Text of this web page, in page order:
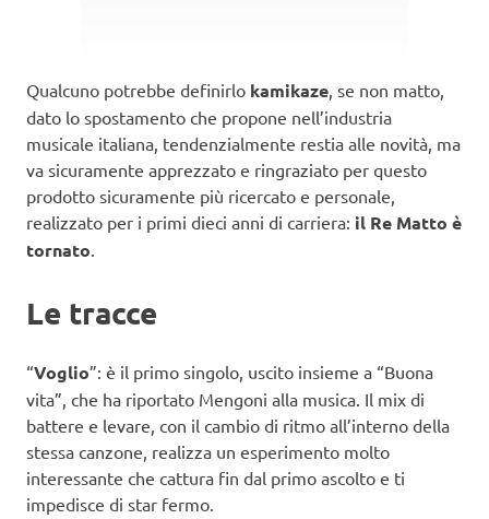
Qualcuno potrebbe definirlo kamikaze , se non matto,
dato lo spostamento che propone nell’industria
musicale italiana, tendenzialmente restia alle novità, ma
va sicuramente apprezzato e ringraziato per questo
prodotto sicuramente più ricercato e personale,
realizzato per i primi dieci anni di carriera: il Re Matto è
tornato
Le tracce
“Voglio”: è il primo singolo, uscito insieme a “Buona
vita”, che ha riportato Mengoni alla musica. Il mix di
battere e levare, con il cambio di ritmo all’interno della
stessa canzone, realizza un esperimento molto
interessante che cattura fin dal primo ascolto e ti
impedisce di star fermo.